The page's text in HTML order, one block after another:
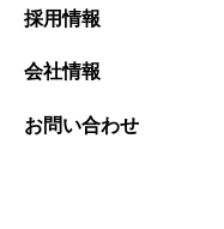
採用情報
会社情報
お問い合わせ